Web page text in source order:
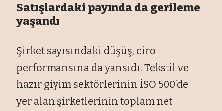
Satışlardaki payında da gerileme
yaşandı
Şirket sayısındaki düşüş, ciro
performansına da yansıdı. Tekstil ve
hazır giyim sektörlerinin İSO 500’de
yer alan şirketlerinin toplam net